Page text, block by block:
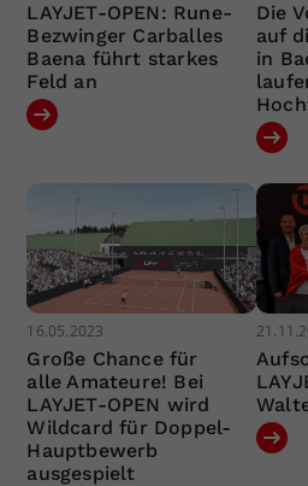
LAYJET-OPEN: Rune-
Bezwinger Carballes
Baena führt starkes
Feld an
Die
auf
in
16.05.2023
Große Chance für
alle Amateure! Bei
LAYJET-OPEN wird
Wildcard für Doppel-
Hauptbewerb
ausgespielt